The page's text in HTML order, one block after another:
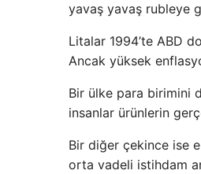
yavaş yavaş rubleye
Litalar 1994’te ABD
Ancak yüksek
Bir ülke para birimini
insanlar ürünlerin
Bir diğer çekince ise
orta vadeli istihdam